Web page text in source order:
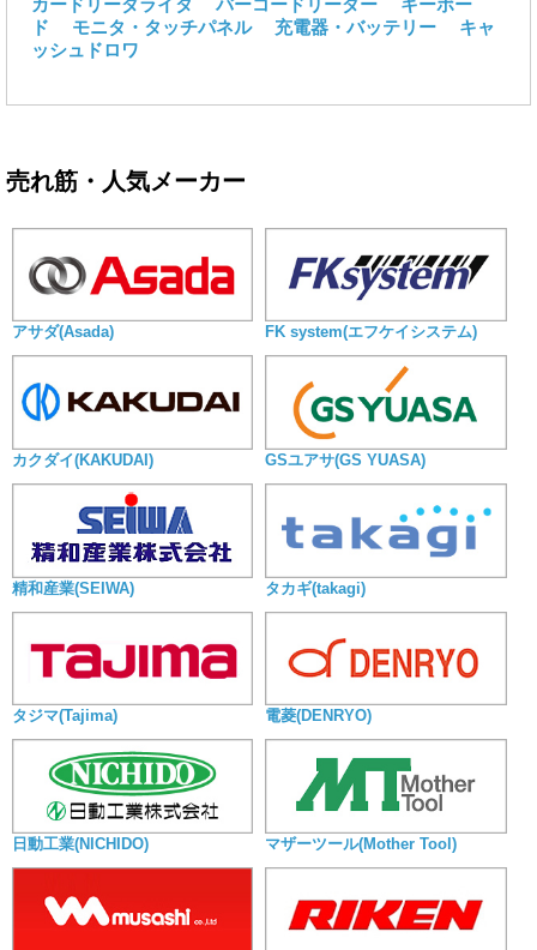
ド
モニタ・タッチパネル 充電器・バッテリー
キャ
ッシュドロワ
売れ筋・人気メーカー
アサダ(Asada) FK system(エフケイシステム)
カクダイ(KAKUDAI) GSユアサ(GS YUASA)
精和産業(SEIWA) タカギ(takagi)
タジマ(Tajima) 電菱(DENRYO)
日動工業(NICHIDO) マザーツール(Mother Tool)